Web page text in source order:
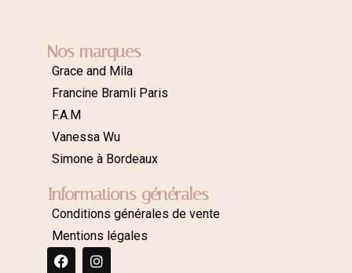
Nos marques
Grace and Mila
Francine Bramli Paris
F.A.M
Vanessa Wu
Simone à Bordeaux
Informations générales
Conditions générales de vente
Mentions légales